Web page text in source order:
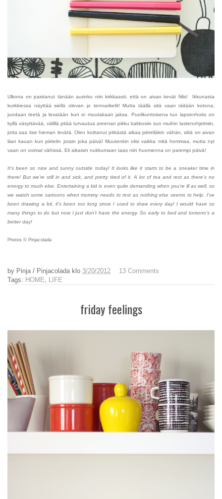
Ulkona on paistanut tänään aurinko niin kirkkaasti, että on aivan kevät fiilis! Ikkunasta
kurkkiessa näyttää siellä olevan jo tennarikelit! Mutta täällä sitä vaan räitään kotona,
juodaan teetä ja levatään kun ei muutakaan jaksa. Puolikuntoisena tuo lapsenhoito on
kyllä väsyttävää, välillä pitää turvautua areenan pikku kakkosiin sun muihin lastenohjelmiin,
jotta saa itse hieman levätä. Olen koittanut pitkästä aikaa piirrelläkin vähän, siitä on aivan
liian kauan kun piirtelin jotain joka päivä! Muutenkin olisi vaikka mitä hommaa, mutta nyt
vaan on voimat vähissä. Eli aikaisin nukkumaan taas niin huomenna on parempi päivä!
It's been so nice and sunny outside today! It looks like it starts to be a sneaker time in
there! But we're still in and sick, and pretty tired of it. A lot of tea and rest as there's no
energy to much else. Entertaining a kid is even quite demanding when you're ill as well, so
we watch some cartoons when mommy needs to rest as nothing else seems to help. I've
been drawing a bit, it's been too long since I used to draw every day! I would have so
many things to do but now I just don't have the energy. So early to bed and tomorro's a
better day!
Photos © Pinjacolada
by Pinja / Pinjacolada klo 3/20/2012
13 Comments
Tags: HOME, LIFE
friday feelings